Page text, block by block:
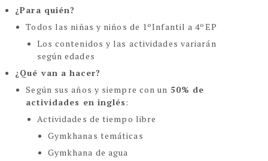
¿Para quién?
Todos las niñas y niños de 1ºInfantil a 4ºEP
Los contenidos y las actividades variarán
según edades
¿Qué van a hacer?
Según sus años y siempre con un 50% de
actividades en inglés:
Actividades de tiempo libre
Gymkhanas temáticas
Gymkhana de agua